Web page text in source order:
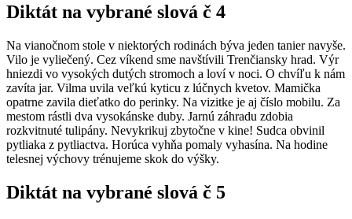
Diktát na vybrané slová č 4
Na vianočnom stole v niektorých rodinách býva jeden tanier navyše.
Vilo je vyliečený. Cez víkend sme navštívili Trenčiansky hrad. Výr
hniezdi vo vysokých dutých stromoch a loví v noci. O chvíľu k nám
zavíta jar. Vilma uvila veľkú kyticu z lúčnych kvetov. Mamička
opatrne zavila dieťatko do perinky. Na vizitke je aj číslo mobilu. Za
mestom rástli dva vysokánske duby. Jarnú záhradu zdobia
rozkvitnuté tulipány. Nevykrikuj zbytočne v kine! Sudca obvinil
pytliaka z pytliactva. Horúca vyhňa pomaly vyhasína. Na hodine
telesnej výchovy trénujeme skok do výšky.
Diktát na vybrané slová č 5